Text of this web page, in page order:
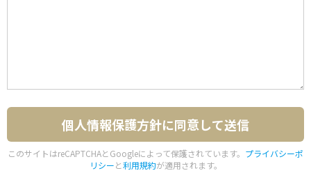
このサイトはreCAPTCHAとGoogleによって保護されています。 プライバシーポ
リシーと利用規約が適用されます。